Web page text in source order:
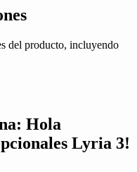
del producto, incluyendo
Hola
Lyria 3!